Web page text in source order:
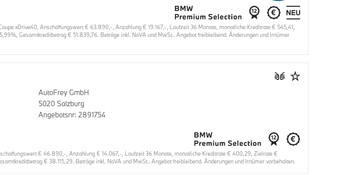
xDrive40, Anschaffungswert € 63.890,-, Anzahlung € 19.167,-, Laufzeit 36 Monate, monatliche Kreditrate € 545,41,
Gesamtkreditbetrag € 51.839,76. Beträge inkl. NoVA und MwSt.. Angebot freibleibend. Änderungen und Irrtümer
AutoFrey GmbH
5020 Salzburg
Angebotsnr: 2891754
€ 46.890,-, Anzahlung € 14.067,-, Laufzeit 36 Monate, monatliche Kreditrate € 400,29, Zielrate €
€ 38.115,29. Beträge inkl. NoVA und MwSt.. Angebot freibleibend. Änderungen und Irrtümer vorbehalten.